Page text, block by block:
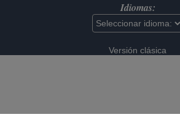
Idiomas:
Versión clásica